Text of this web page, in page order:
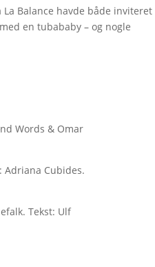
Balance havde både inviteret
en tubababy – og nogle
Words & Omar
Adriana Cubides.
Tekst: Ulf